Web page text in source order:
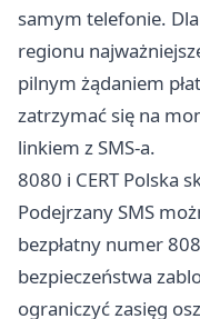
samym telefonie.
regionu
pilnym żądaniem
zatrzymać się na
linkiem z SMS-a.
8080 i CERT Polska
Podejrzany SMS
bezpłatny numer
bezpieczeństwa
ograniczyć zasięg